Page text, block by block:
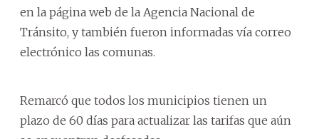
en la página web de la Agencia Nacional de
Tránsito, y también fueron informadas vía correo
electrónico las comunas.
Remarcó que todos los municipios tienen un
plazo de 60 días para actualizar las tarifas que aún